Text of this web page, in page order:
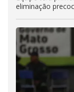
eliminação